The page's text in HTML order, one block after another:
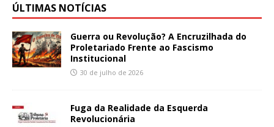
ÚLTIMAS NOTÍCIAS
Guerra ou Revolução? A Encruzilhada do
Proletariado Frente ao Fascismo
Institucional
30 de julho de 2026
Fuga da Realidade da Esquerda
Revolucionária